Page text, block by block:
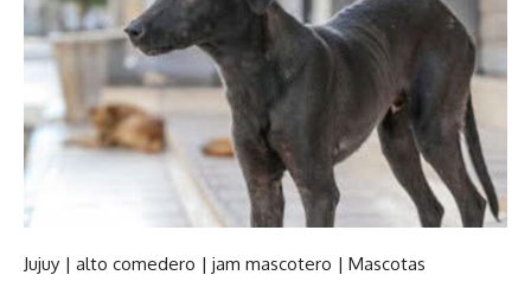
Jujuy | alto comedero | jam mascotero | Mascotas